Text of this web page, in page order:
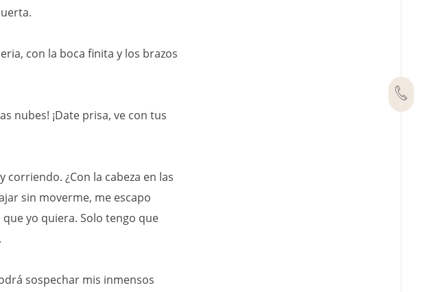
con la boca finita y los brazos
nubes! ¡Date prisa, ve con tus
¿Con la cabeza en las
sin moverme, me escapo
yo quiera. Solo tengo que
sospechar mis inmensos